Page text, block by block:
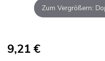
Zum Vergrößern:
9,21 €